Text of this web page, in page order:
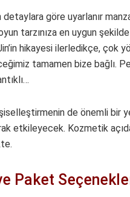
detaylara göre uyarlanır
tarzınıza en uygun
hikayesi ilerledikçe, çok
tamamen bize bağlı.
de önemli bir
etkileyecek. Kozmetik
Paket